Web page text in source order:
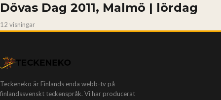
Dövas Dag 2011, Malmö | lördag
12 visningar
Teckeneko är Finlands enda webb-tv på
finlandssvenskt teckenspråk. Vi har producerat